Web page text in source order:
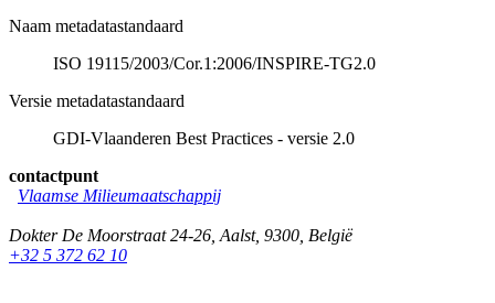
Naam metadatastandaard
ISO 19115/2003/Cor.1:2006/INSPIRE-TG2.0
Versie metadatastandaard
GDI-Vlaanderen Best Practices - versie 2.0
contactpunt
Vlaamse Milieumaatschappij
Dokter De Moorstraat 24-26 Aalst, 9300 België
+32 5 372 62 10